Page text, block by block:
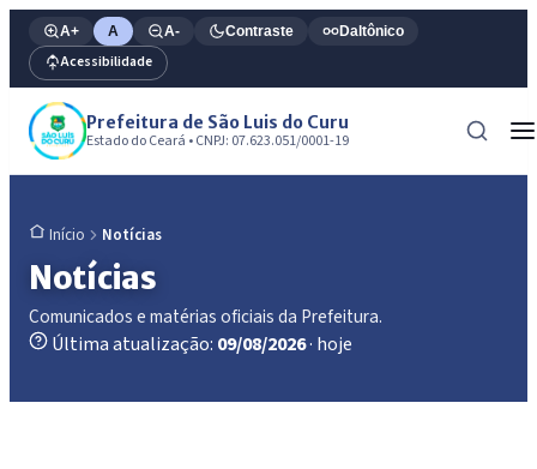
A+ A A- Contraste Daltônico
Acessibilidade
Prefeitura de São Luis do Curu
Estado do Ceará • CNPJ: 07.623.051/0001-19
Início Notícias
Notícias
Comunicados e matérias oficiais da Prefeitura.
Última atualização: 09/08/2026· hoje